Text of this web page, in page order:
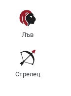
Лъв
Стрелец